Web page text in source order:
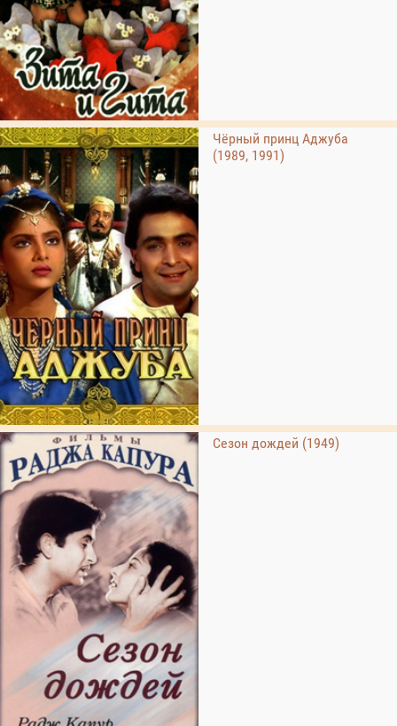
Чёрный принц Аджуба
(1989, 1991)
Сезон дождей (1949)